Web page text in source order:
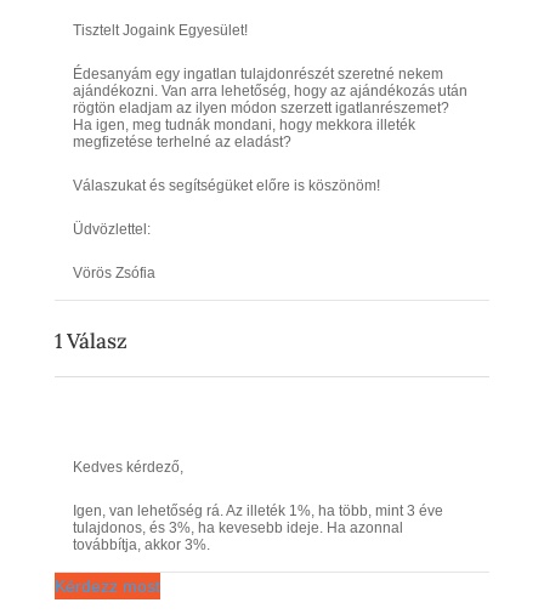
Tisztelt Jogaink Egyesület!
Édesanyám egy ingatlan tulajdonrészét szeretné nekem
ajándékozni. Van arra lehetőség, hogy az ajándékozás után
rögtön eladjam az ilyen módon szerzett igatlanrészemet?
Ha igen, meg tudnák mondani, hogy mekkora illeték
megfizetése terhelné az eladást?
Válaszukat és segítségüket előre is köszönöm!
Üdvözlettel:
Vörös Zsófia
1Válasz
Kedves kérdező,
Igen, van lehetőség rá. Az illeték 1%, ha több, mint 3 éve
tulajdonos, és 3%, ha kevesebb ideje. Ha azonnal
továbbítja, akkor 3%.
Kérdezz most